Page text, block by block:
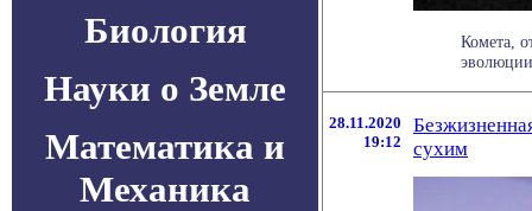
Биология
Науки о Земле
Математика и
Механика
Комета,
28.11.2020
19:12
сухим